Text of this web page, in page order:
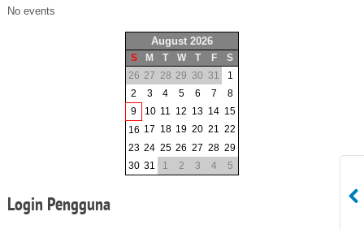
No events
August 2026
S M T W T F
S
26 27 28 29 30 31
1
2
3 4 5 6 7
8
9
10 11 12 13 14 15
16 17 18 19 20 21 22
23 24 25 26 27 28 29
30 31 1 2 3 4 5
Login Pengguna